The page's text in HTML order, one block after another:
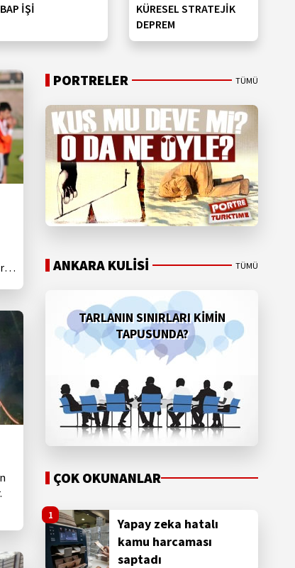
İŞİ
KÜRESEL STRATEJİK
DEPREM
PORTRELER TÜMÜ
ANKARA KULİSİ TÜMÜ
TARLANIN SINIRLARI KİMİN
TAPUSUNDA?
ÇOK OKUNANLAR
Yapay zeka hatalı
kamu harcaması
saptadı